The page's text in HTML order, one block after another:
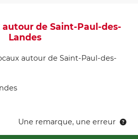
de Saint-Paul-des-
Landes
autour de Saint-Paul-des-
Une remarque, une erreur